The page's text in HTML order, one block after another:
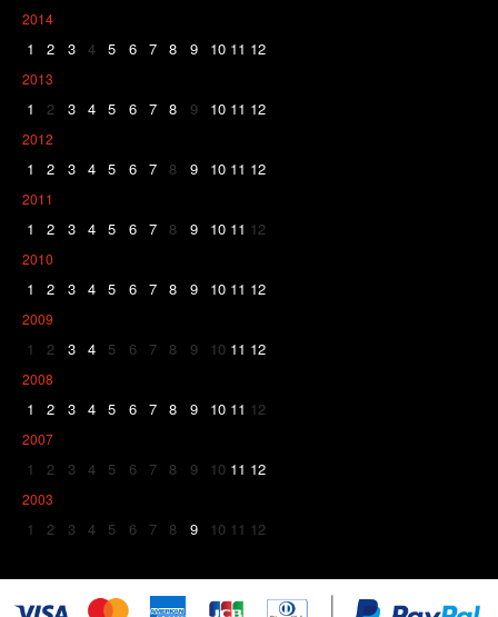
2014
1 2 3 4 5 6 7 8 9 10 11 12
2013
1 2 3 4 5 6 7 8 9 10 11 12
2012
1 2 3 4 5 6 7 8 9 10 11 12
2011
1 2 3 4 5 6 7 8 9 10 11 12
2010
1 2 3 4 5 6 7 8 9 10 11 12
2009
1 2 3 4 5 6 7 8 9 10 11 12
2008
1 2 3 4 5 6 7 8 9 10 11 12
2007
1 2 3 4 5 6 7 8 9 10 11 12
2003
1 2 3 4 5 6 7 8 9 10 11 12